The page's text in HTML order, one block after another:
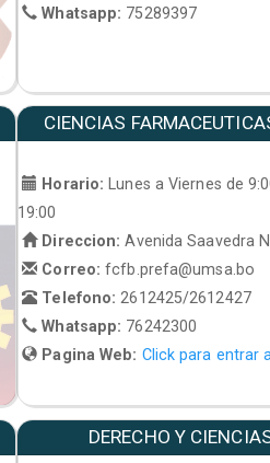
Whatsapp: 75289397
CIENCIAS
Horario: Lunes a Viernes de
19:00
Direccion: Avenida Saavedra
Correo:fcfb.prefa@umsa.bo
Telefono:2612425/2612427
Whatsapp: 76242300
Pagina Web: Click para entrar
DERECHO Y